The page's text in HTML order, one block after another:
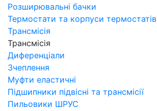
Розширювальні бачки
Термостати та корпуси термостатів
Трансмісія
Трансмісія
Диференціали
Зчеплення
Муфти еластичні
Підшипники підвісні та трансмісії
Пильовики ШРУС